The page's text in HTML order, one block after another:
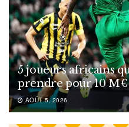
5 joueurs africains
prendre pour 10 M€
AOÛT 5, 2026